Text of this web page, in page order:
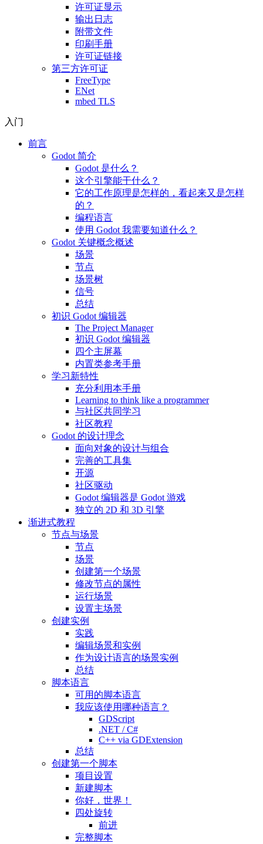
许可证显示
输出日志
附带文件
印刷手册
许可证链接
第三方许可证
FreeType
ENet
mbed TLS
入门
前言
Godot 简介
Godot 是什么？
这个引擎能干什么？
它的工作原理是怎样的，看起来又是怎样
的？
编程语言
使用 Godot 我需要知道什么？
Godot 关键概念概述
场景
节点
场景树
信号
总结
初识 Godot 编辑器
The Project Manager
初识 Godot 编辑器
四个主屏幕
内置类参考手册
学习新特性
充分利用本手册
Learning to think like a programmer
与社区共同学习
社区教程
Godot 的设计理念
面向对象的设计与组合
完善的工具集
开源
社区驱动
Godot 编辑器是 Godot 游戏
独立的 2D 和 3D 引擎
渐进式教程
节点与场景
节点
场景
创建第一个场景
修改节点的属性
运行场景
设置主场景
创建实例
实践
编辑场景和实例
作为设计语言的场景实例
总结
脚本语言
可用的脚本语言
我应该使用哪种语言？
GDScript
.NET / C#
C++ via GDExtension
总结
创建第一个脚本
项目设置
新建脚本
你好，世界！
四处旋转
前进
完整脚本